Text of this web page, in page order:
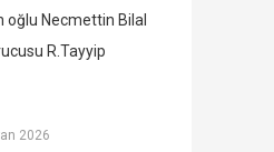
oğlu Necmettin Bilal
R.Tayyip
2026